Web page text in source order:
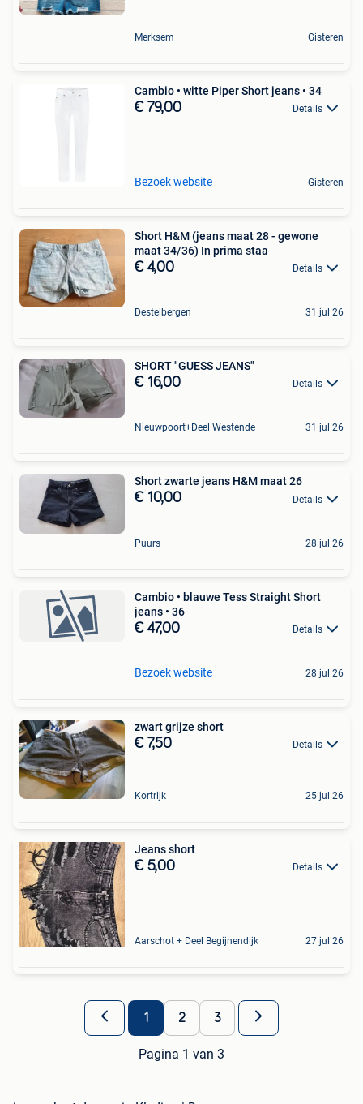
Merksem Gisteren
Cambio • witte Piper Short jeans • 34
€ 79,00 Details
Bezoek website Gisteren
Short H&M (jeans maat 28 - gewone
maat 34/36) In prima staa
€ 4,00 Details
Destelbergen 31 jul 26
SHORT "GUESS JEANS"
€ 16,00 Details
Nieuwpoort+Deel Westende 31 jul 26
Short zwarte jeans H&M maat 26
€ 10,00 Details
Puurs 28 jul 26
Cambio • blauwe Tess Straight Short
jeans • 36
€ 47,00 Details
Bezoek website 28 jul 26
zwart grijze short
€ 7,50 Details
Kortrijk 25 jul 26
Jeans short
€ 5,00 Details
Aarschot + Deel Begijnendijk 27 jul 26
1 2 3
Pagina 1 van 3